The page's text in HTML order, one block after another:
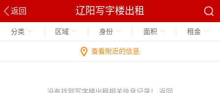
返回 辽阳写字楼出租
分类 区域 身份 面积 租金
查看附近的信息